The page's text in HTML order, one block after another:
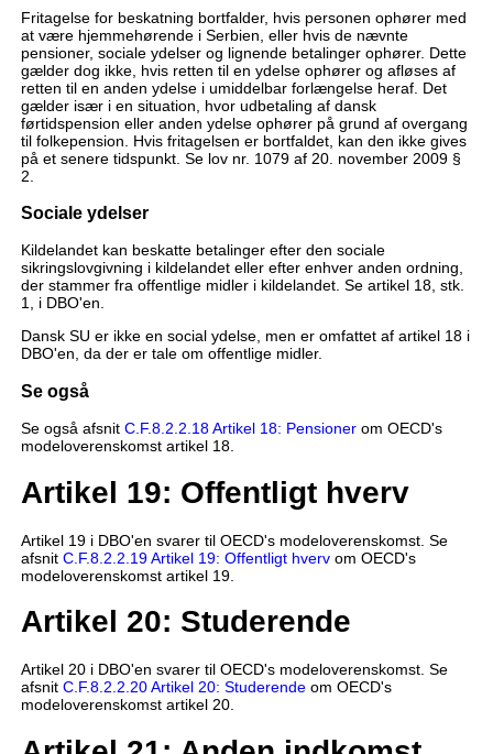
Fritagelse for beskatning bortfalder, hvis personen ophører med
at være hjemmehørende i Serbien, eller hvis de nævnte
pensioner, sociale ydelser og lignende betalinger ophører. Dette
gælder dog ikke, hvis retten til en ydelse ophører og afløses af
retten til en anden ydelse i umiddelbar forlængelse heraf. Det
gælder især i en situation, hvor udbetaling af dansk
førtidspension eller anden ydelse ophører på grund af overgang
til folkepension. Hvis fritagelsen er bortfaldet, kan den ikke gives
på et senere tidspunkt. Se lov nr. 1079 af 20. november 2009 §
2.
Sociale ydelser
Kildelandet kan beskatte betalinger efter den sociale
sikringslovgivning i kildelandet eller efter enhver anden ordning,
der stammer fra offentlige midler i kildelandet. Se artikel 18, stk.
1, i DBO'en.
Dansk SU er ikke en social ydelse, men er omfattet af artikel 18 i
DBO'en, da der er tale om offentlige midler.
Se også
Se også afsnit C.F.8.2.2.18 Artikel 18: Pensionerom OECD's
modeloverenskomst artikel 18.
Artikel 19: Offentligt hverv
Artikel 19 i DBO'en svarer til OECD's modeloverenskomst. Se
afsnit C.F.8.2.2.19 Artikel 19: Offentligt hvervom OECD's
modeloverenskomst artikel 19.
Artikel 20: Studerende
Artikel 20 i DBO'en svarer til OECD's modeloverenskomst. Se
afsnit C.F.8.2.2.20 Artikel 20: Studerendeom OECD's
modeloverenskomst artikel 20.